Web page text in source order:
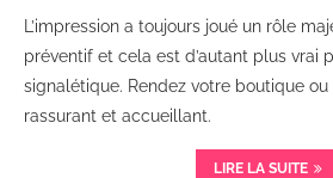
L’impression a toujours joué un rôle
préventif et cela est d’autant plus vrai
signalétique. Rendez votre boutique
rassurant et accueillant.
LIRE LA SUITE